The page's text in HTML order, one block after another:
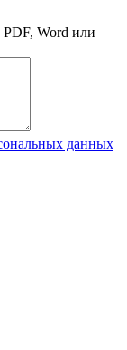
Word или
данных